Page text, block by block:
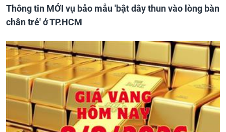
Thông tin MỚI vụ bảo mẫu 'bật dây thun vào lòng bàn
chân trẻ' ở TP.HCM